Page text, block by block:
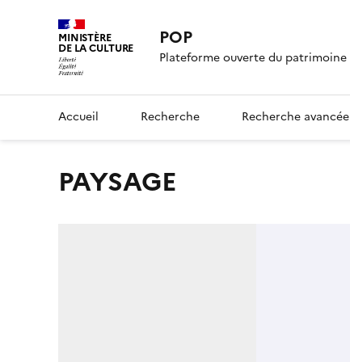
MINISTÈRE
DE LA CULTURE POP
Plateforme ouverte du patrimoine
Accueil Recherche Recherche avancée
PAYSAGE